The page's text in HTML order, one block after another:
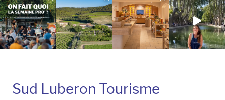
Sud Luberon Tourisme